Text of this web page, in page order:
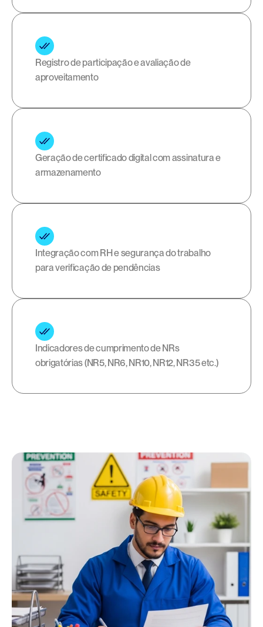
Registro de participação e avaliação de
aproveitamento
Geração de certificado digital com assinatura e
armazenamento
Integração com RH e segurança do trabalho
para verificação de pendências
Indicadores de cumprimento de NRs
obrigatórias (NR5, NR6, NR10, NR12, NR35 etc.)